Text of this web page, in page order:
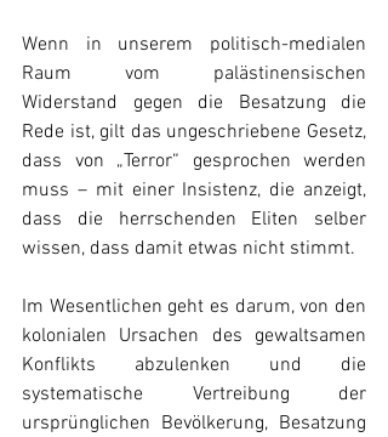
Wenn in unserem politisch-medialen
Raum vom palästinensischen
Widerstand gegen die Besatzung die
Rede ist, gilt das ungeschriebene Gesetz,
dass von „Terror“ gesprochen werden
muss – mit einer Insistenz, die anzeigt,
dass die herrschenden Eliten selber
wissen, dass damit etwas nicht stimmt.
Im Wesentlichen geht es darum, von den
kolonialen Ursachen des gewaltsamen
Konflikts abzulenken und die
systematische Vertreibung der
ursprünglichen Bevölkerung, Besatzung